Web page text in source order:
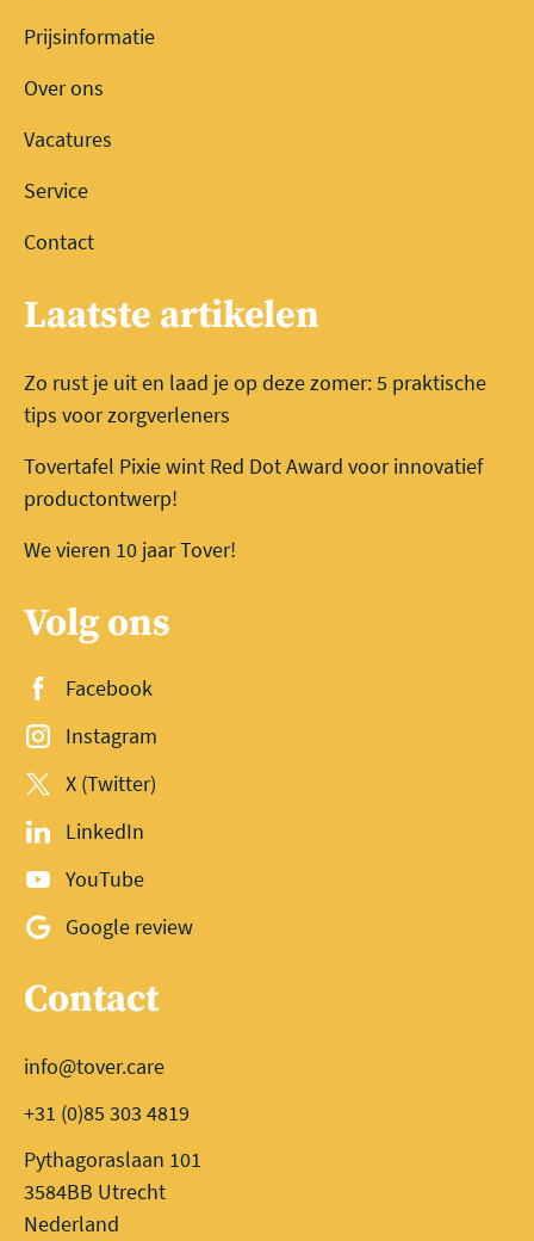
Prijsinformatie
Over ons
Vacatures
Service
Contact
Laatste artikelen
Zo rust je uit en laad je op deze zomer: 5 praktische
tips voor zorgverleners
Tovertafel Pixie wint Red Dot Award voor innovatief
productontwerp!
We vieren 10 jaar Tover!
Volg ons
Facebook
Instagram
X (Twitter)
LinkedIn
YouTube
Google review
Contact
info@tover.care
+31 (0)85 303 4819
Pythagoraslaan 101
3584BB Utrecht
Nederland